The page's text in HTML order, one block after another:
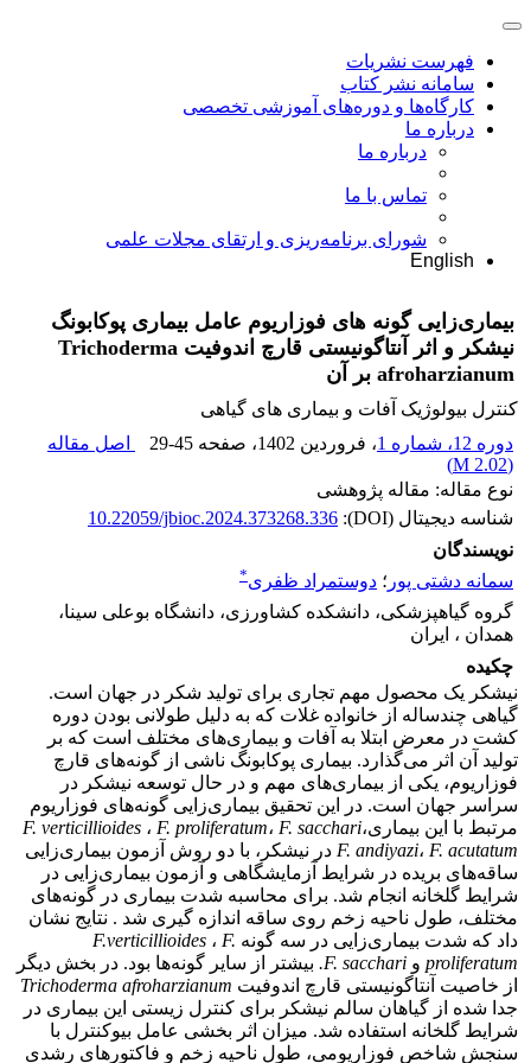
فهرست نشریات
سامانه نشر کتاب
کارگاه‌ها و دوره‌های آموزشی تخصصی
درباره ما
درباره ما
تماس با ما
شورای برنامه‌ریزی و ارتقای مجلات علمی
English
بیماری‌زایی گونه های فوزاریوم عامل بیماری پوکابونگ
نیشکر و اثر آنتاگونیستی قارچ اندوفیت Trichoderma
afroharzianum بر آن
کنترل بیولوژیک آفات و بیماری های گیاهی
دوره 12، شماره 1
، فروردین 1402 ، صفحه 29-45
اصل مقاله
(
2.02 M
)
نوع مقاله: مقاله پژوهشی
شناسه دیجیتال (DOI):
10.22059/jbioc.2024.373268.336
نویسندگان
سمانه دشتی پور ؛ دوستمراد ظفری*
گروه گیاهپزشکی، دانشکده کشاورزی، دانشگاه بوعلی سینا،
همدان ، ایران
چکیده
نیشکر یک محصول مهم تجاری برای تولید شکر در جهان است.
گیاهی چندساله از خانواده غلات که به دلیل طولانی بودن دوره
کشت در معرض ابتلا به آفات و بیماری‌های مختلف است که بر
تولید آن اثر می‌گذارد. بیماری پوکابونگ ناشی از گونه‌های قارچ
فوزاریوم، یکی از بیماری‌های مهم و در حال توسعه نیشکر در
سراسر جهان است. در این تحقیق بیماری‌زایی گونه‌های فوزاریوم
مرتبط با این بیماری
F. verticillioides ، F. proliferatum، F. sacchari،
F. andiyazi، F. acutatum
در نیشکر، با دو روش آزمون بیماری‌زایی
ساقه‌های بریده در شرایط آزمایشگاهی و آزمون بیماری‌زایی در
شرایط گلخانه انجام شد. برای محاسبه شدت بیماری در گونه‌های
مختلف، طول ناحیه زخم روی ساقه اندازه گیری شد . نتایج نشان
داد که شدت بیماری‌زایی در سه گونه
F.verticillioides ، F.
proliferatum و F. sacchari
. بیشتر از سایر گونه‌ها بود. در بخش دیگر
از خاصیت آنتاگونیستی قارچ اندوفیت Trichoderma afroharzianum
جدا شده از گیاهان سالم نیشکر برا‌ی کنترل زیستی این بیماری در
شرایط گلخانه استفاده شد. میزان اثر بخشی عامل بیوکنترل با
سنجش شاخص فوزاریومی، طول ناحیه زخم و فاکتورهای رشدی